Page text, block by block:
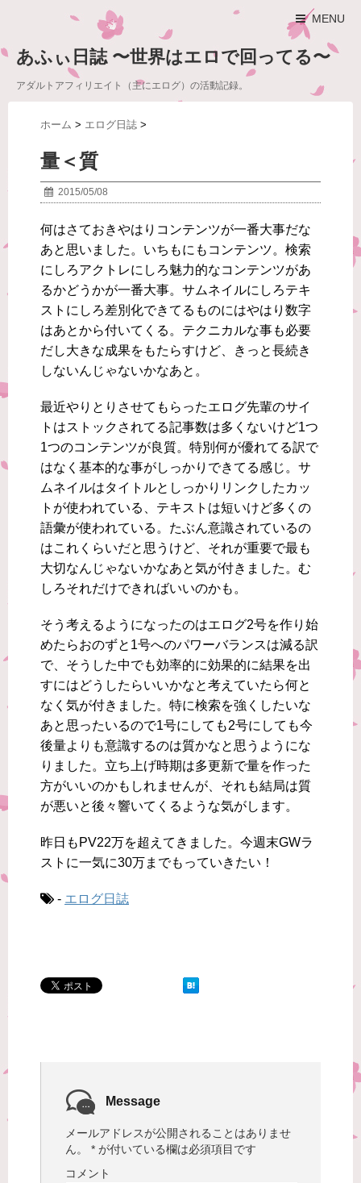
MENU
あふぃ日誌 〜世界はエロで回ってる〜
アダルトアフィリエイト（主にエログ）の活動記録。
ホーム > エログ日誌 >
量＜質
2015/05/08
何はさておきやはりコンテンツが一番大事だな
あと思いました。いちもにもコンテンツ。検索
にしろアクトレにしろ魅力的なコンテンツがあ
るかどうかが一番大事。サムネイルにしろテキ
ストにしろ差別化できてるものにはやはり数字
はあとから付いてくる。テクニカルな事も必要
だし大きな成果をもたらすけど、きっと長続き
しないんじゃないかなあと。
最近やりとりさせてもらったエログ先輩のサイ
トはストックされてる記事数は多くないけど1つ
1つのコンテンツが良質。特別何が優れてる訳で
はなく基本的な事がしっかりできてる感じ。サ
ムネイルはタイトルとしっかりリンクしたカッ
トが使われている、テキストは短いけど多くの
語彙が使われている。たぶん意識されているの
はこれくらいだと思うけど、それが重要で最も
大切なんじゃないかなあと気が付きました。む
しろそれだけできればいいのかも。
そう考えるようになったのはエログ2号を作り始
めたらおのずと1号へのパワーバランスは減る訳
で、そうした中でも効率的に効果的に結果を出
すにはどうしたらいいかなと考えていたら何と
なく気が付きました。特に検索を強くしたいな
あと思ったいるので1号にしても2号にしても今
後量よりも意識するのは質かなと思うようにな
りました。立ち上げ時期は多更新で量を作った
方がいいのかもしれませんが、それも結局は質
が悪いと後々響いてくるような気がします。
昨日もPV22万を超えてきました。今週末GWラ
ストに一気に30万までもっていきたい！
- エログ日誌
Message
メールアドレスが公開されることはありませ
ん。
* が付いている欄は必須項目です
コメント